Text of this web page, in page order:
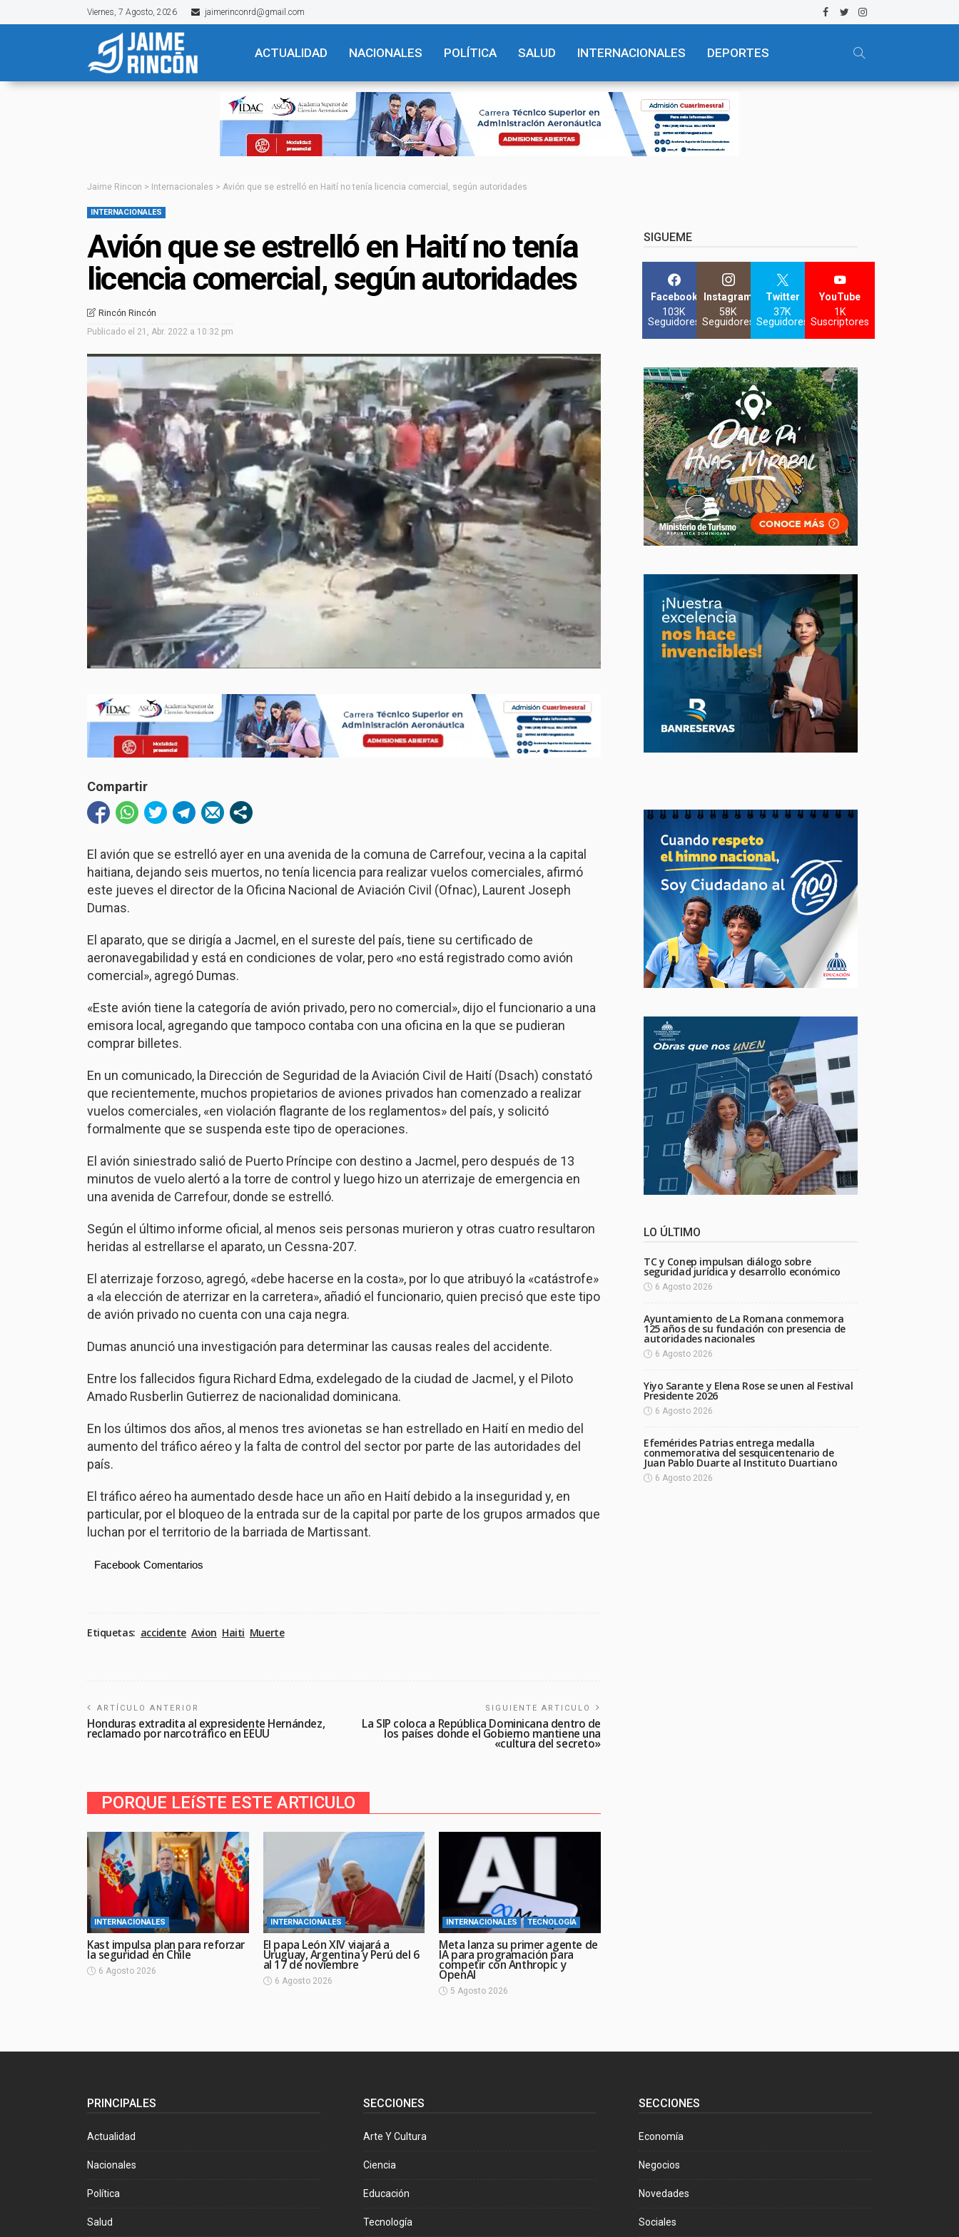
Viernes, 7 Agosto, 2026 jaimerinconrd@gmail.com
ACTUALIDAD NACIONALES POLÍTICA SALUD INTERNACIONALES DEPORTES
Jaime Rincon > Internacionales > Avión que se estrelló en Haití no tenía licencia comercial, según autoridades
INTERNACIONALES
Avión que se estrelló en Haití no tenía
licencia comercial, según autoridades
Rincón Rincón
Publicado el 21, Abr. 2022 a 10:32 pm
Compartir
El avión que se estrelló ayer en una avenida de la comuna de Carrefour, vecina a la capital
haitiana, dejando seis muertos, no tenía licencia para realizar vuelos comerciales, afirmó
este jueves el director de la Oficina Nacional de Aviación Civil (Ofnac), Laurent Joseph
Dumas.
El aparato, que se dirigía a Jacmel, en el sureste del país, tiene su certificado de
aeronavegabilidad y está en condiciones de volar, pero «no está registrado como avión
comercial», agregó Dumas.
«Este avión tiene la categoría de avión privado, pero no comercial», dijo el funcionario a una
emisora local, agregando que tampoco contaba con una oficina en la que se pudieran
comprar billetes.
En un comunicado, la Dirección de Seguridad de la Aviación Civil de Haití (Dsach) constató
que recientemente, muchos propietarios de aviones privados han comenzado a realizar
vuelos comerciales, «en violación flagrante de los reglamentos» del país, y solicitó
formalmente que se suspenda este tipo de operaciones.
El avión siniestrado salió de Puerto Príncipe con destino a Jacmel, pero después de 13
minutos de vuelo alertó a la torre de control y luego hizo un aterrizaje de emergencia en
una avenida de Carrefour, donde se estrelló.
Según el último informe oficial, al menos seis personas murieron y otras cuatro resultaron
heridas al estrellarse el aparato, un Cessna-207.
El aterrizaje forzoso, agregó, «debe hacerse en la costa», por lo que atribuyó la «catástrofe»
a «la elección de aterrizar en la carretera», añadió el funcionario, quien precisó que este tipo
de avión privado no cuenta con una caja negra.
Dumas anunció una investigación para determinar las causas reales del accidente.
Entre los fallecidos figura Richard Edma, exdelegado de la ciudad de Jacmel, y el Piloto
Amado Rusberlin Gutierrez de nacionalidad dominicana.
En los últimos dos años, al menos tres avionetas se han estrellado en Haití en medio del
aumento del tráfico aéreo y la falta de control del sector por parte de las autoridades del
país.
El tráfico aéreo ha aumentado desde hace un año en Haití debido a la inseguridad y, en
particular, por el bloqueo de la entrada sur de la capital por parte de los grupos armados que
luchan por el territorio de la barriada de Martissant.
Facebook Comentarios
Etiquetas: accidente Avion Haiti Muerte
ARTÍCULO ANTERIOR
Honduras extradita al expresidente Hernández,
reclamado por narcotráfico en EEUU
SIGUIENTE ARTICULO
La SIP coloca a República Dominicana dentro de
los países donde el Gobierno mantiene una
«cultura del secreto»
PORQUE LEíSTE ESTE ARTICULO
INTERNACIONALES
Kast impulsa plan para reforzar
la seguridad en Chile
6 Agosto 2026
INTERNACIONALES
El papa León XIV viajará a
Uruguay, Argentina y Perú del 6
al 17 de noviembre
6 Agosto 2026
INTERNACIONALES TECNOLOGÍA
Meta lanza su primer agente de
IA para programación para
competir con Anthropic y
OpenAI
5 Agosto 2026
SIGUEME
Facebook
103K
Seguidores
Instagram
58K
Seguidores
Twitter
37K
Seguidores
YouTube
1K
Suscriptores
LO ÚLTIMO
TC y Conep impulsan diálogo sobre
seguridad jurídica y desarrollo económico
6 Agosto 2026
Ayuntamiento de La Romana conmemora
125 años de su fundación con presencia de
autoridades nacionales
6 Agosto 2026
Yiyo Sarante y Elena Rose se unen al Festival
Presidente 2026
6 Agosto 2026
Efemérides Patrias entrega medalla
conmemorativa del sesquicentenario de
Juan Pablo Duarte al Instituto Duartiano
6 Agosto 2026
PRINCIPALES
Actualidad
Nacionales
Política
Salud
SECCIONES
Arte Y Cultura
Ciencia
Educación
Tecnología
SECCIONES
Economía
Negocios
Novedades
Sociales